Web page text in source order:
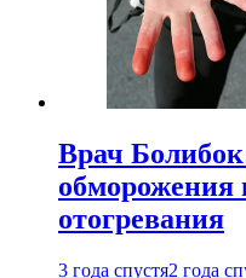
Врач
обморожения
отогревания
3 года спустя2 года